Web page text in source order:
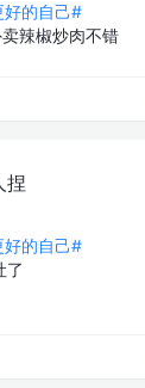
好的自己#
辣椒炒肉不错
捏
好的自己#
了